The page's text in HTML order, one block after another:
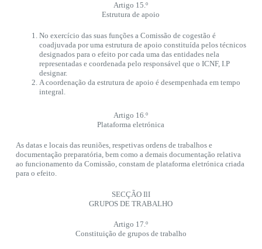
Artigo 15.º
Estrutura de apoio
No exercício das suas funções a Comissão de cogestão é
coadjuvada por uma estrutura de apoio constituída pelos técnicos
designados para o efeito por cada uma das entidades nela
representadas e coordenada pelo responsável que o ICNF, I.P
designar.
A coordenação da estrutura de apoio é desempenhada em tempo
integral.
Artigo 16.º
Plataforma eletrónica
As datas e locais das reuniões, respetivas ordens de trabalhos e
documentação preparatória, bem como a demais documentação relativa
ao funcionamento da Comissão, constam de plataforma eletrónica criada
para o efeito.
SECÇÃO IlI
GRUPOS DE TRABALHO
Artigo 17.º
Constituição de grupos de trabalho